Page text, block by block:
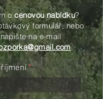
Často si pak poz
ocenovou nabídku?
formulář, nebo
na e-mail
.